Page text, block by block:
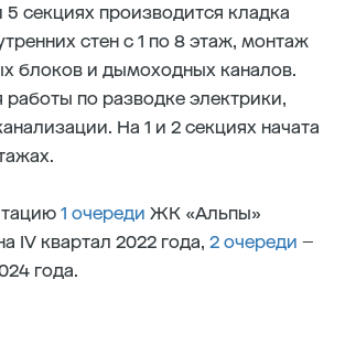
секциях производится кладка
стен с 1 по 8 этаж, монтаж
блоков и дымоходных каналов.
по разводке электрики,
На 1 и 2 секциях начата
1 очереди ЖК «Альпы»
IV квартал 2022 года, 2 очереди –
года.